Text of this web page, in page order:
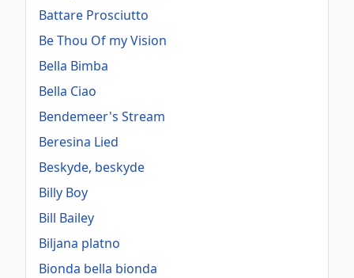
Battare Prosciutto
Be Thou Of my Vision
Bella Bimba
Bella Ciao
Bendemeer's Stream
Beresina Lied
Beskyde, beskyde
Billy Boy
Bill Bailey
Biljana platno
Bionda bella bionda